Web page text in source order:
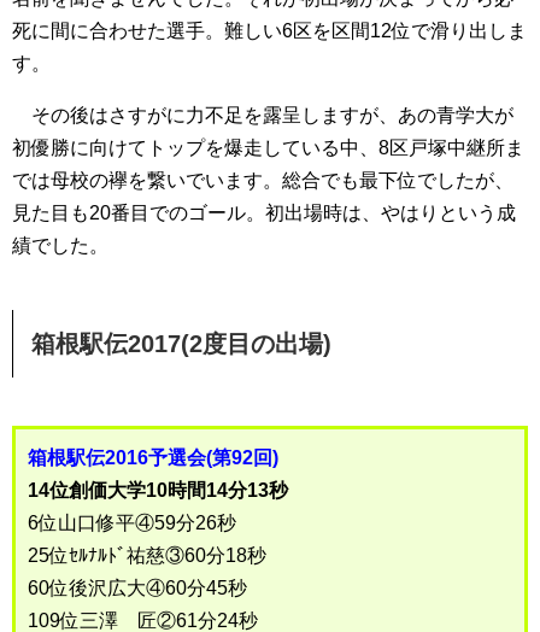
死に間に合わせた選手。難しい6区を区間12位で滑り出しま
す。
その後はさすがに力不足を露呈しますが、あの青学大が
初優勝に向けてトップを爆走している中、8区戸塚中継所ま
では母校の襷を繋いでいます。総合でも最下位でしたが、
見た目も20番目でのゴール。初出場時は、やはりという成
績でした。
箱根駅伝2017(2度目の出場)
箱根駅伝2016予選会(第92回)
14位創価大学10時間14分13秒
6位山口修平④59分26秒
25位ｾﾙﾅﾙﾄﾞ祐慈③60分18秒
60位後沢広大④60分45秒
109位三澤 匠②61分24秒